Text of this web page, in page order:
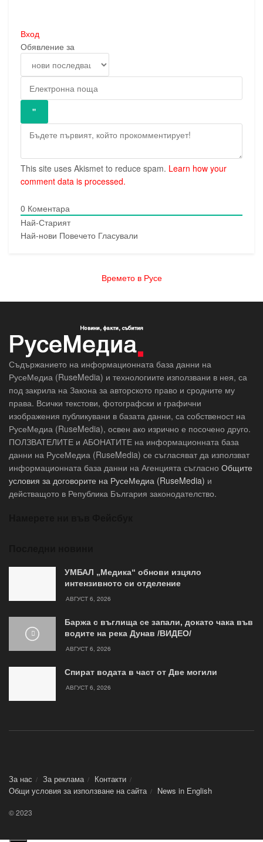
Вход
Обявление за
This site uses Akismet to reduce spam. Learn how your
comment data is processed.
0 Коментара
Най-Старият
Най-нови Повечето Гласували
Времето в Русе
Съдържанието на информационната база данни на
РусеМедиа (RuseMedia) и технологиите използвани в нея, са
под закрила на Закона за авторското право и сродните му
права. Всички текстови, фотографски и графични
изображения публикувани в базата данни, са собственост на
РусеМедиа (RuseMedia), освен ако изрично е посочено друго.
ПОЛЗВАТЕЛИТЕ и АБОНАТИТЕ на информационната база
данни на РусеМедиа (RuseMedia) се съгласяват да използват
информационната база данни на Агенцията съгласно Общите
условия за договорите на РусеМедиа (RuseMedia) и
действащото в Република България законодателство.
УМБАЛ „Медика“ обнови изцяло
интензивното си отделение
АВГУСТ 6, 2026
Баржа с въглища се запали, докато чака във
водите на река Дунав /ВИДЕО/
АВГУСТ 6, 2026
Спират водата в част от Две могили
АВГУСТ 6, 2026
За нас За реклама
Контакти
Общи условия за използване на сайта
News in Еnglish
© 2023